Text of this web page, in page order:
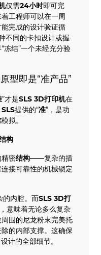
仅需24小时即可完
工程师可以在一周
完成的设计验证循
不同的卡扣设计或握
冻结”一个未经充分验
型即是“准产品”
”才是SLS 3D打印机在
SLS提供的“准”，是功
模拟。
构
密结构——复杂的插
接可靠性的机械锁定
的内腔。而SLS 3D打
意味着无论多么复杂
周围的尼龙粉末完美托
的内部支撑。这确保
计的全部细节。